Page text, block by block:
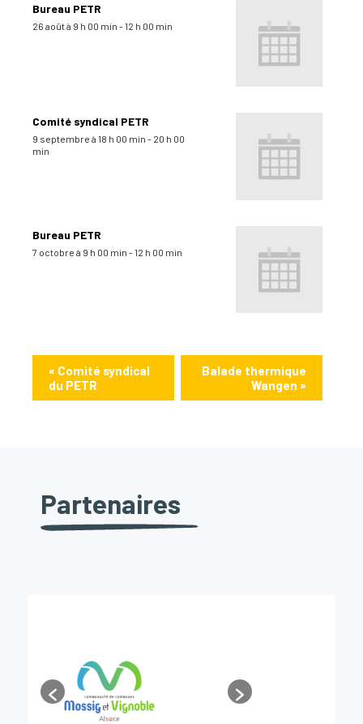
Bureau PETR
26 août à 9 h 00 min -12 h 00 min
Comité syndical PETR
9 septembre à 18 h 00 min - 20 h 00
min
Bureau PETR
7 octobre à 9 h 00 min -12 h 00 min
« Comité syndical
du PETR
Balade thermique
Wangen »
Partenaires